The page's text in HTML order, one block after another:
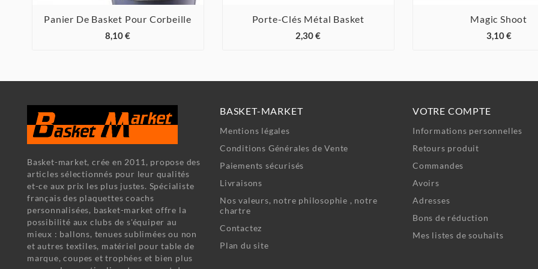
Panier De Basket Pour Corbeille
8,10 €
Porte-Clés Métal Basket
2,30 €
Magic Shoot
3,10 €
Basket-market, crée en 2011, propose des
articles sélectionnés pour leur qualités
et-ce aux prix les plus justes. Spécialiste
français des plaquettes coachs
personnalisées, basket-market offre la
possibilité aux clubs de s'équiper au
mieux : ballons, tenues sublimées ou non
et autres textiles, matériel pour table de
marque, coupes et trophées et bien plus
BASKET-MARKET
Mentions légales
Conditions Générales de Vente
Paiements sécurisés
Livraisons
Nos valeurs, notre philosophie , notre
chartre
Contactez
Plan du site
VOTRE COMPTE
Informations personnelles
Retours produit
Commandes
Avoirs
Adresses
Bons de réduction
Mes listes de souhaits